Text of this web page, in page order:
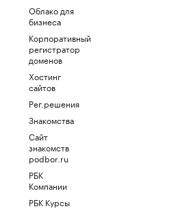
Облако для
бизнеса
Корпоративный
регистратор
доменов
Хостинг
сайтов
Рег.решения
Знакомства
Сайт
знакомств
podbor.ru
РБК
Компании
РБК Курсы